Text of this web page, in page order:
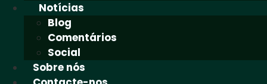
Notícias
Blog
Comentários
Social
Sobre nós